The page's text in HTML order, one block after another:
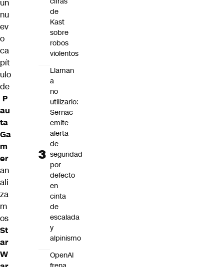
un
nu
ev
o
ca
pít
ulo
de
P
au
ta
Ga
m
er
an
ali
za
m
os
St
ar
W
de
Kast
sobre
robos
violentos
Llaman
a
no
utilizarlo:
Sernac
emite
alerta
de
seguridad
por
defecto
en
cinta
de
escalada
y
alpinismo
OpenAI